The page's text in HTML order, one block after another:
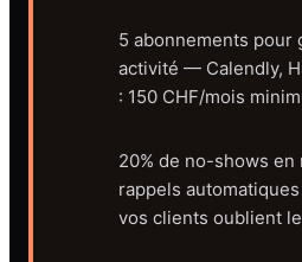
5 abonnements pour
activité — Calendly,
: 150 CHF/mois
20% de no-shows en
rappels
vos clients oublient